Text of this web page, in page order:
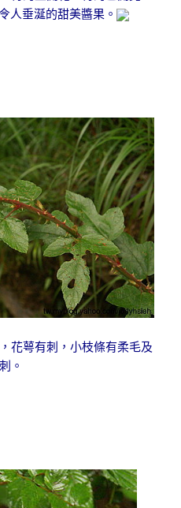
人垂涎的甜美醬果。
花萼有刺，小枝條有柔毛及
。